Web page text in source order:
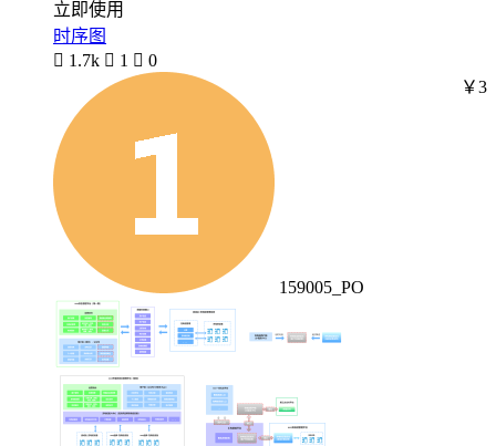
立即使用
时序图
 1.7k  1  0
159005_PO
￥3